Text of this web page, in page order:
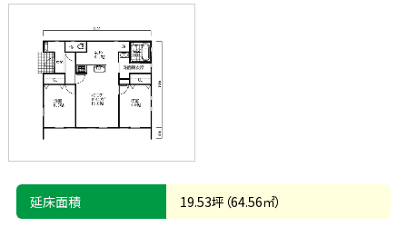
延床面積 19.53坪（64.56㎡）